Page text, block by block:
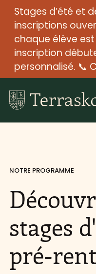
Stages d’été et
inscriptions
chaque élève
inscription
personnalisé. 📞
NOTRE PROGRAMME
stages
pré-